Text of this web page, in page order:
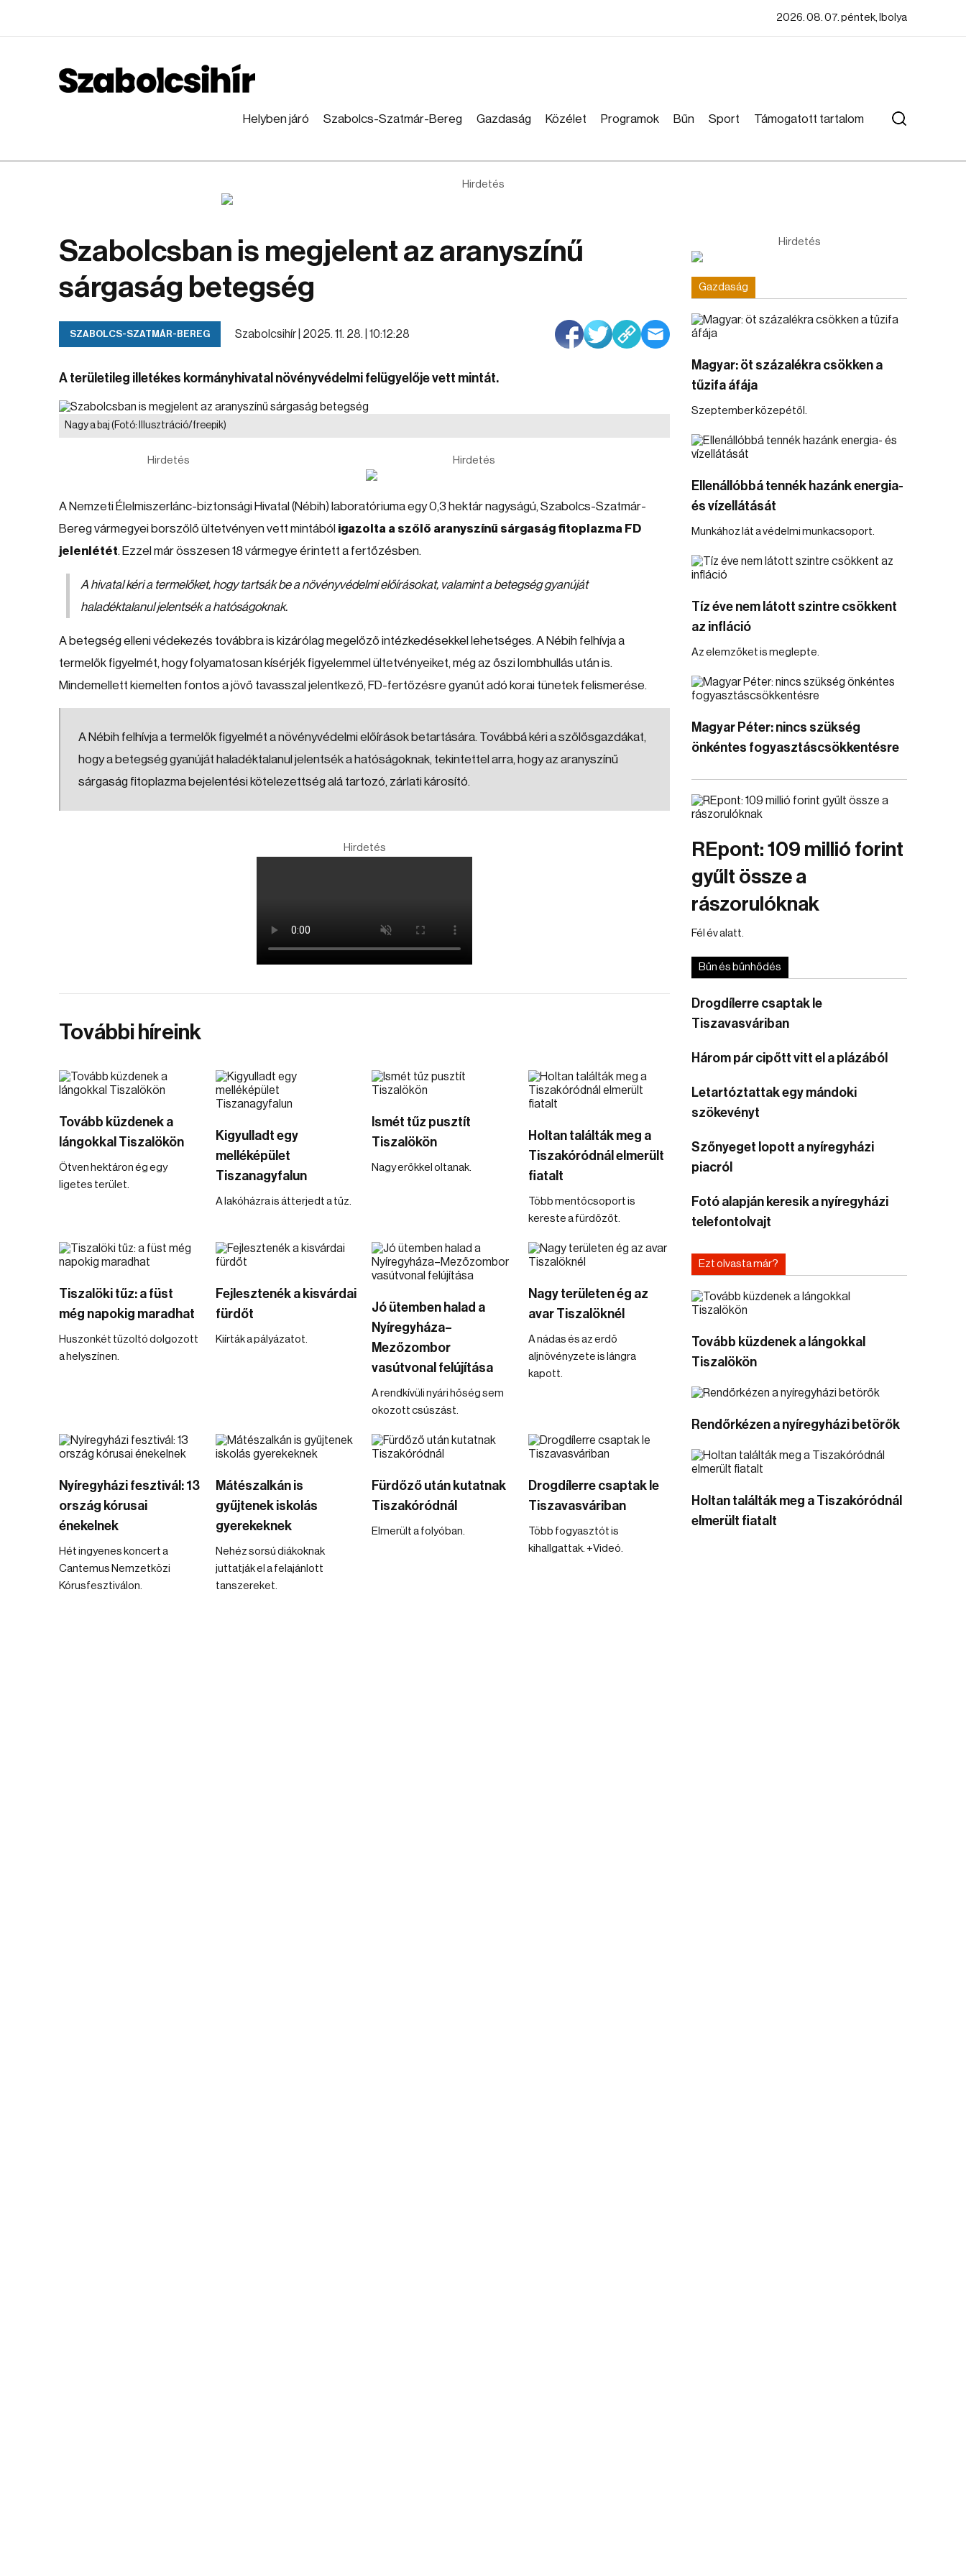
2026. 08. 07. péntek, Ibolya
Helyben járó Szabolcs-Szatmár-Bereg Gazdaság Közélet Programok Bűn Sport Támogatott tartalom
Hirdetés
Szabolcsban is megjelent az aranyszínű
sárgaság betegség
SZABOLCS-SZATMÁR-BEREG Szabolcsihír | 2025. 11. 28. | 10:12:28
A területileg illetékes kormányhivatal növényvédelmi felügyelője vett mintát.
Nagy a baj (Fotó: Illusztráció/freepik)
Hirdetés Hirdetés
A Nemzeti Élelmiszerlánc-biztonsági Hivatal (Nébih) laboratóriuma egy 0,3 hektár nagyságú, Szabolcs-Szatmár-
Bereg vármegyei borszőlő ültetvényen vett mintából igazolta a szőlő aranyszínű sárgaság fitoplazma FD
jelenlétét. Ezzel már összesen 18 vármegye érintett a fertőzésben.
A hivatal kéri a termelőket, hogy tartsák be a növényvédelmi előírásokat, valamint a betegség gyanúját
haladéktalanul jelentsék a hatóságoknak.
A betegség elleni védekezés továbbra is kizárólag megelőző intézkedésekkel lehetséges. A Nébih felhívja a
termelők figyelmét, hogy folyamatosan kísérjék figyelemmel ültetvényeiket, még az őszi lombhullás után is.
Mindemellett kiemelten fontos a jövő tavasszal jelentkező, FD-fertőzésre gyanút adó korai tünetek felismerése.
A Nébih felhívja a termelők figyelmét a növényvédelmi előírások betartására. Továbbá kéri a szőlősgazdákat,
hogy a betegség gyanúját haladéktalanul jelentsék a hatóságoknak, tekintettel arra, hogy az aranyszínű
sárgaság fitoplazma bejelentési kötelezettség alá tartozó, zárlati károsító.
Hirdetés
További híreink
Tovább küzdenek a
lángokkal Tiszalökön
Ötven hektáron ég egy
ligetes terület.
Kigyulladt egy
melléképület
Tiszanagyfalun
A lakóházra is átterjedt a tűz.
Ismét tűz pusztít
Tiszalökön
Nagy erőkkel oltanak.
Holtan találták meg a
Tiszakóródnál elmerült
fiatalt
Több mentőcsoport is
kereste a fürdőzőt.
Tiszalöki tűz: a füst
még napokig maradhat
Huszonkét tűzoltó dolgozott
a helyszínen.
Fejlesztenék a kisvárdai
fürdőt
Kiírták a pályázatot.
Jó ütemben halad a
Nyíregyháza–
Mezőzombor
vasútvonal felújítása
A rendkívüli nyári hőség sem
okozott csúszást.
Nagy területen ég az
avar Tiszalöknél
A nádas és az erdő
aljnövényzete is lángra
kapott.
Nyíregyházi fesztivál: 13
ország kórusai
énekelnek
Hét ingyenes koncert a
Cantemus Nemzetközi
Kórusfesztiválon.
Mátészalkán is
gyűjtenek iskolás
gyerekeknek
Nehéz sorsú diákoknak
juttatják el a felajánlott
tanszereket.
Fürdőző után kutatnak
Tiszakóródnál
Elmerült a folyóban.
Drogdílerre csaptak le
Tiszavasváriban
Több fogyasztót is
kihallgattak. +Videó.
Hirdetés
Gazdaság
Magyar: öt százalékra csökken a
tűzifa áfája
Szeptember közepétől.
Ellenállóbbá tennék hazánk energia-
és vízellátását
Munkához lát a védelmi munkacsoport.
Tíz éve nem látott szintre csökkent
az infláció
Az elemzőket is meglepte.
Magyar Péter: nincs szükség
önkéntes fogyasztáscsökkentésre
REpont: 109 millió forint
gyűlt össze a
rászorulóknak
Fél év alatt.
Bűn és bűnhődés
Drogdílerre csaptak le
Tiszavasváriban
Három pár cipőtt vitt el a plázából
Letartóztattak egy mándoki
szökevényt
Szőnyeget lopott a nyíregyházi
piacról
Fotó alapján keresik a nyíregyházi
telefontolvajt
Ezt olvasta már?
Tovább küzdenek a lángokkal
Tiszalökön
Rendőrkézen a nyíregyházi betörők
Holtan találták meg a Tiszakóródnál
elmerült fiatalt